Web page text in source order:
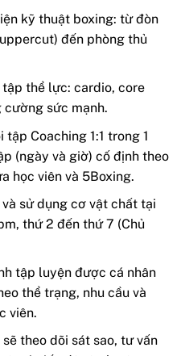
kỹ thuật boxing: từ đòn
đến phòng thủ
thể lực: cardio, core
sức mạnh.
tập Coaching 1:1 trong 1
(ngày và giờ) cố định theo
học viên và 5Boxing.
sử dụng cơ vật chất tại
thứ 2 đến thứ 7 (Chủ
tập luyện được cá nhân
thể trạng, nhu cầu và
viên.
theo dõi sát sao, tư vấn